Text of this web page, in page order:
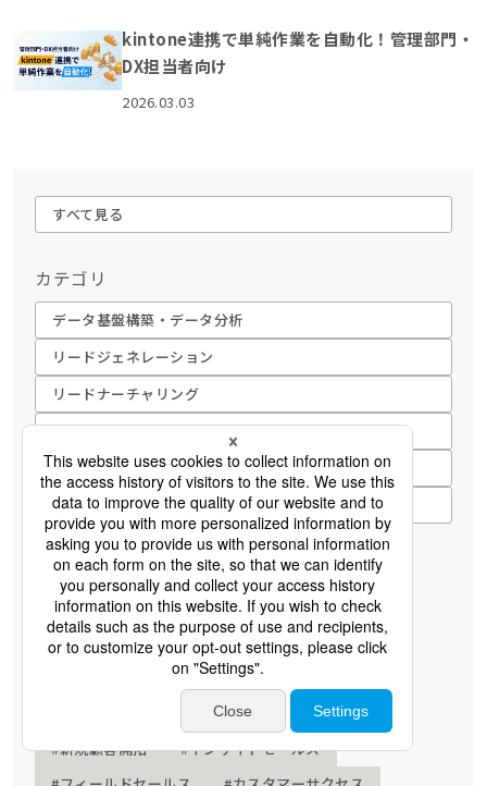
kintone連携で単純作業を自動化！管理部門・
DX担当者向け
2026.03.03
すべて見る
カテゴリ
データ基盤構築・データ分析
リードジェネレーション
リードナーチャリング
営業組織変革コンサルティング
セールスアウトソーシング
営業DX・AI活用
タグ
#Web広告運用
#Webクリエイティブ
#マーケティング戦略
#マーケティングオートメーション
#セールスイネーブルメント
#代理店活性化
#新規顧客開拓
#インサイドセールス